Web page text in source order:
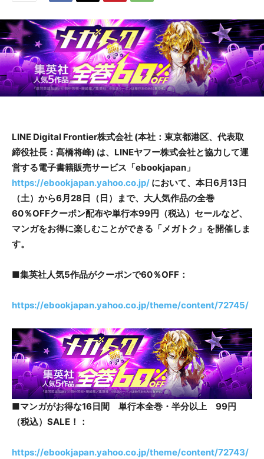
LINE Digital Frontier株式会社 (本社：東京都港区、代表取
締役社長：髙橋将峰) は、LINEヤフー株式会社と協力して運
営する電子書籍販売サービス「ebookjapan」
https://ebookjapan.yahoo.co.jp/ において、本日6月13日
（土）から6月28日（日）まで、大人気作品の全巻
60％OFFクーポン配布や単行本99円（税込）セールなど、
マンガをお得に楽しむことができる「メガトク」を開催しま
す。
■集英社人気5作品がクーポンで60％OFF：
https://ebookjapan.yahoo.co.jp/theme/content/72745/
■マンガがお得な16日間 単行本全巻・半分以上 99円
（税込）SALE！：
https://ebookjapan.yahoo.co.jp/theme/content/72743/